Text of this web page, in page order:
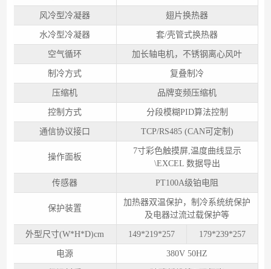
风冷型冷凝器 翅片换热器
水冷型冷凝器 套/壳管式换热器
空气循环 加长轴电机，不锈钢离心风叶
制冷方式 复叠制冷
压缩机 品牌变频压缩机
控制方式 分段模糊PID算法控制
通信协议接口 TCP/RS485 (CAN可定制)
操作面板
7寸彩色触摸屏,温度曲线显示
\EXCEL 数据导出
传感器 PT100A级铂电阻
保护装置
加热器双温保护，制冷系统统保护
及电器过流过载保护等
外型尺寸(W*H*D)cm 149*219*257 179*239*257
电源 380V 50HZ